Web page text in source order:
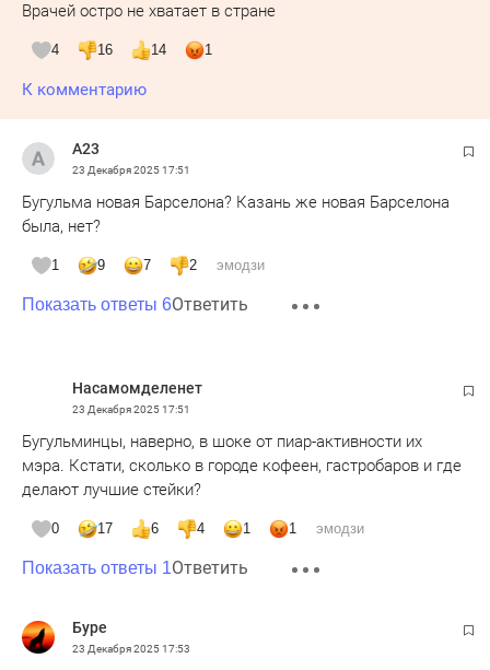
Врачей остро не хватает в стране
4 16 14 1
К комментарию
А23
23 Декабря 202517:51
Бугульма новая Барселона? Казань же новая Барселона
была, нет?
1 9 7 2 эмодзи
Показать ответы 6Ответить
Насамомделенет
23 Декабря 202517:51
Бугульминцы, наверно, в шоке от пиар-активности их
мэра. Кстати, сколько в городе кофеен, гастробаров и где
делают лучшие стейки?
0 17 6 4 1 1 эмодзи
Показать ответы 1Ответить
Буре
23 Декабря 202517:53